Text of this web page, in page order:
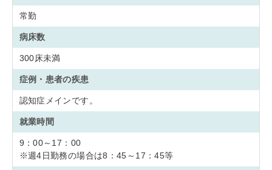
常勤
病床数
300床未満
症例・患者の疾患
認知症メインです。
就業時間
9：00～17：00
※週4日勤務の場合は8：45～17：45等